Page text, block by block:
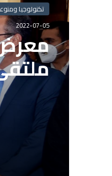
تكنولوجيا
2022-07-05
تكنولوجيا
2022-07-05
بعد